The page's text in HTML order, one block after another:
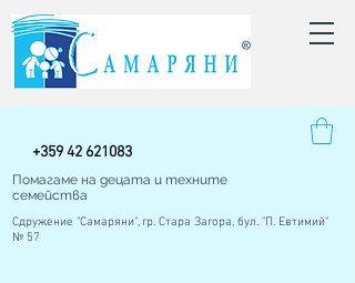
Помагаме на децата и техните
семейства
Сдружение "Самаряни", гр. Стара Загора, бул. "П. Евтимий"
№ 57
+359 42 621083